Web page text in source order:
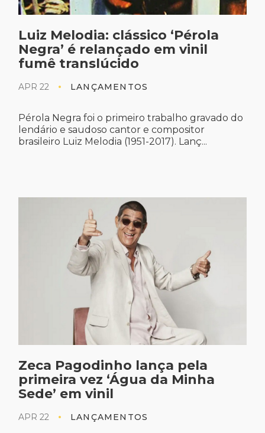
Luiz Melodia: clássico ‘Pérola
Negra’ é relançado em vinil
fumê translúcido
APR 22 LANÇAMENTOS
Pérola Negra foi o primeiro trabalho gravado do
lendário e saudoso cantor e compositor
brasileiro Luiz Melodia (1951-2017). Lanç...
Zeca Pagodinho lança pela
primeira vez ‘Água da Minha
Sede’ em vinil
APR 22 LANÇAMENTOS